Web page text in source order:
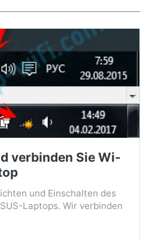
verbinden Sie Wi-
und Einschalten des
Laptops. Wir verbinden